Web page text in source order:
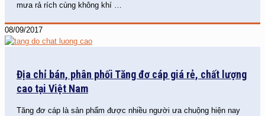
mưa rả rích cùng không khí …
08/09/2017
Địa chỉ bán, phân phối Tăng đơ cáp giá rẻ, chất lượng
cao tại Việt Nam
Tăng đơ cáp là sản phẩm được nhiều người ưa chuộng hiện nay